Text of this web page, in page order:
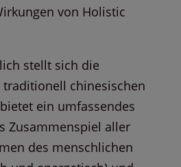
von Holistic
stellt sich die
traditionell chinesischen
ein umfassendes
Zusammenspiel aller
des menschlichen